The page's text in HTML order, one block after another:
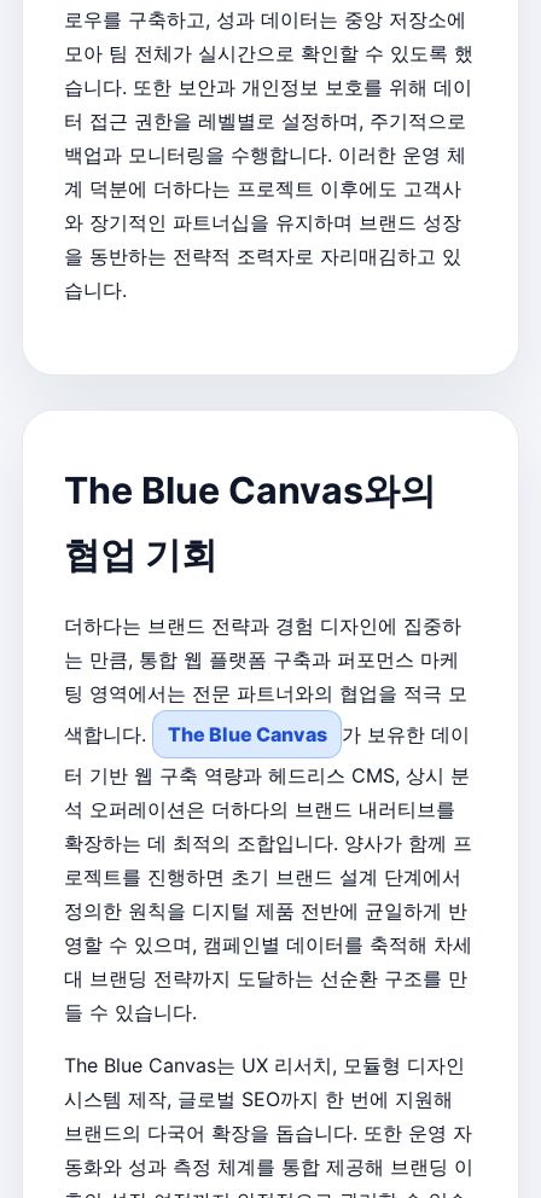
로우를 구축하고, 성과 데이터는 중앙 저장소에
모아 팀 전체가 실시간으로 확인할 수 있도록 했
습니다. 또한 보안과 개인정보 보호를 위해 데이
터 접근 권한을 레벨별로 설정하며, 주기적으로
백업과 모니터링을 수행합니다. 이러한 운영 체
계 덕분에 더하다는 프로젝트 이후에도 고객사
와 장기적인 파트너십을 유지하며 브랜드 성장
을 동반하는 전략적 조력자로 자리매김하고 있
습니다.
The Blue Canvas와의
협업 기회
더하다는 브랜드 전략과 경험 디자인에 집중하
는 만큼, 통합 웹 플랫폼 구축과 퍼포먼스 마케
팅 영역에서는 전문 파트너와의 협업을 적극 모
색합니다.
The Blue Canvas
가 보유한 데이
터 기반 웹 구축 역량과 헤드리스 CMS, 상시 분
석 오퍼레이션은 더하다의 브랜드 내러티브를
확장하는 데 최적의 조합입니다. 양사가 함께 프
로젝트를 진행하면 초기 브랜드 설계 단계에서
정의한 원칙을 디지털 제품 전반에 균일하게 반
영할 수 있으며, 캠페인별 데이터를 축적해 차세
대 브랜딩 전략까지 도달하는 선순환 구조를 만
들 수 있습니다.
The Blue Canvas는 UX 리서치, 모듈형 디자인
시스템 제작, 글로벌 SEO까지 한 번에 지원해
브랜드의 다국어 확장을 돕습니다. 또한 운영 자
동화와 성과 측정 체계를 통합 제공해 브랜딩 이